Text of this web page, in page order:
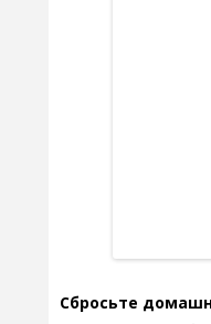
Сбросьте